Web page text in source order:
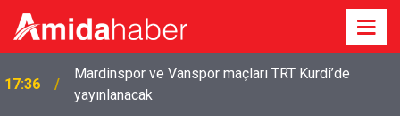
17:36
Mardinspor ve Vanspor maçları TRT Kurdî’de
yayınlanacak